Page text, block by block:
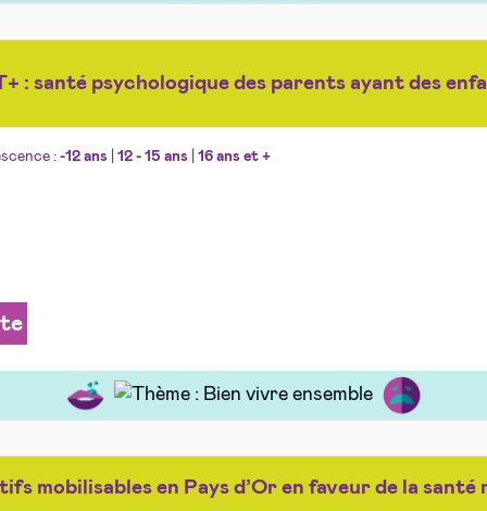
: santé psychologique des parents ayant des
: -12 ans 12 - 15 ans 16 ans et +
mobilisables en Pays d’Or en faveur de la santé